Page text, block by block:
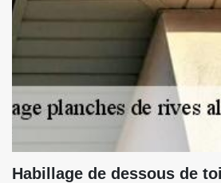
Habillage de dessous de